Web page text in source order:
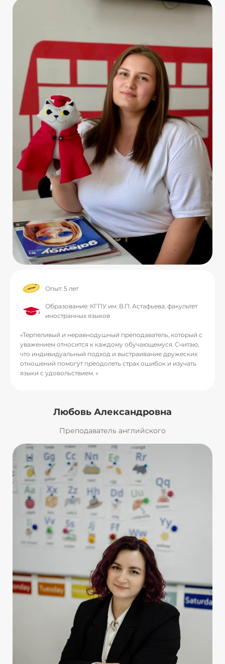
Опыт: 5 лет
Образование: КГПУ им. В.П. Астафьева, факультет
иностранных языков
«Терпеливый и неравнодушный преподаватель, который с
уважением относится к каждому обучающемуся. Считаю,
что индивидуальный подход и выстраивание дружеских
отношений помогут преодолеть страх ошибок и изучать
языки с удовольствием. »
Любовь Александровна
Преподаватель английского